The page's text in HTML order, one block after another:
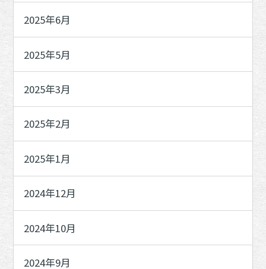
2025年6月
2025年5月
2025年3月
2025年2月
2025年1月
2024年12月
2024年10月
2024年9月